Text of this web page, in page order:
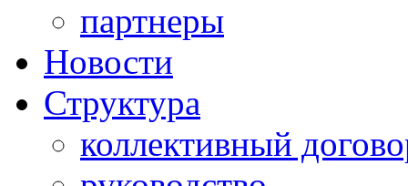
партнеры
Новости
Структура
коллективный